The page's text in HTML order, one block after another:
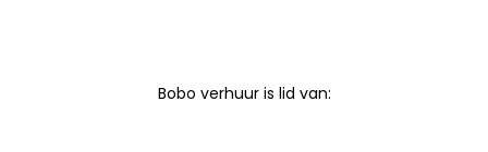
Bobo verhuur is lid van: